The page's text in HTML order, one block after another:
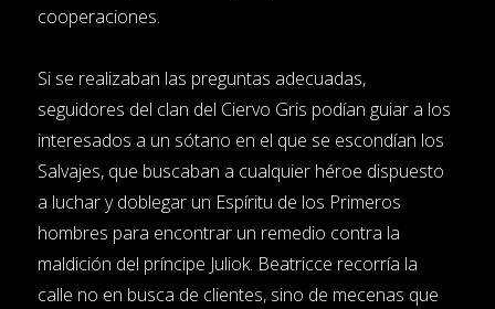
cooperaciones.
Si se realizaban las preguntas adecuadas,
seguidores del clan del Ciervo Gris podían guiar a los
interesados a un sótano en el que se escondían los
Salvajes, que buscaban a cualquier héroe dispuesto
a luchar y doblegar un Espíritu de los Primeros
hombres para encontrar un remedio contra la
maldición del príncipe Juliok. Beatricce recorría la
calle no en busca de clientes, sino de mecenas que